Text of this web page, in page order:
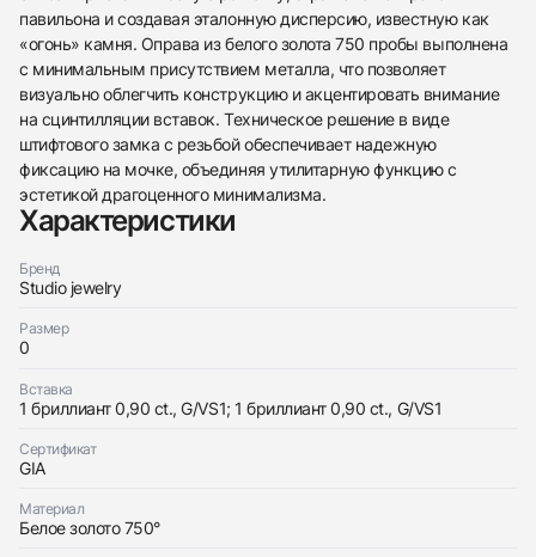
438
285
145
142
205
204
195
150
6
павильона и создавая эталонную дисперсию, известную как
«огонь» камня. Оправа из белого золота 750 пробы выполнена
с минимальным присутствием металла, что позволяет
визуально облегчить конструкцию и акцентировать внимание
на сцинтилляции вставок. Техническое решение в виде
штифтового замка с резьбой обеспечивает надежную
фиксацию на мочке, объединяя утилитарную функцию с
эстетикой драгоценного минимализма.
Характеристики
Бренд
Studio jewelry
Размер
0
Вставка
1 бриллиант 0,90 ct., G/VS1; 1 бриллиант 0,90 ct., G/VS1
Сертификат
GIA
Материал
Белое золото 750°
Купить эти часы
с вами
Studio jewelry
Трейд-ин часов
Оставьте ваши контактные данные и мы свяжемся
НовыеКоробка + Документы